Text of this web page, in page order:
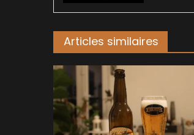
Articles similaires